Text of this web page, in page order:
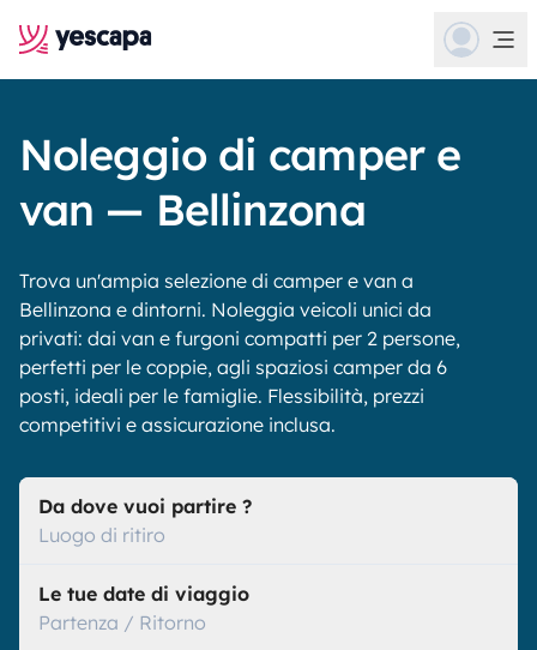
Noleggio di camper e
van — Bellinzona
Trova un'ampia selezione di camper e van a
Bellinzona e dintorni. Noleggia veicoli unici da
privati: dai van e furgoni compatti per 2 persone,
perfetti per le coppie, agli spaziosi camper da 6
posti, ideali per le famiglie. Flessibilità, prezzi
competitivi e assicurazione inclusa.
Da dove vuoi partire ?
Luogo di ritiro
Le tue date di viaggio
Partenza / Ritorno